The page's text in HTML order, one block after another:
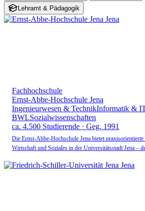
Lehramt & Pädagogik
Fachhochschule
Ernst-Abbe-Hochschule Jena
Ingenieurwesen & TechnikInformatik &
BWLSozialwissenschaften
ca. 4.500 Studierende · Geg. 1991
Die Ernst-Abbe-Hochschule Jena bietet
Wirtschaft und Soziales in der Universitätsstadt Jena –